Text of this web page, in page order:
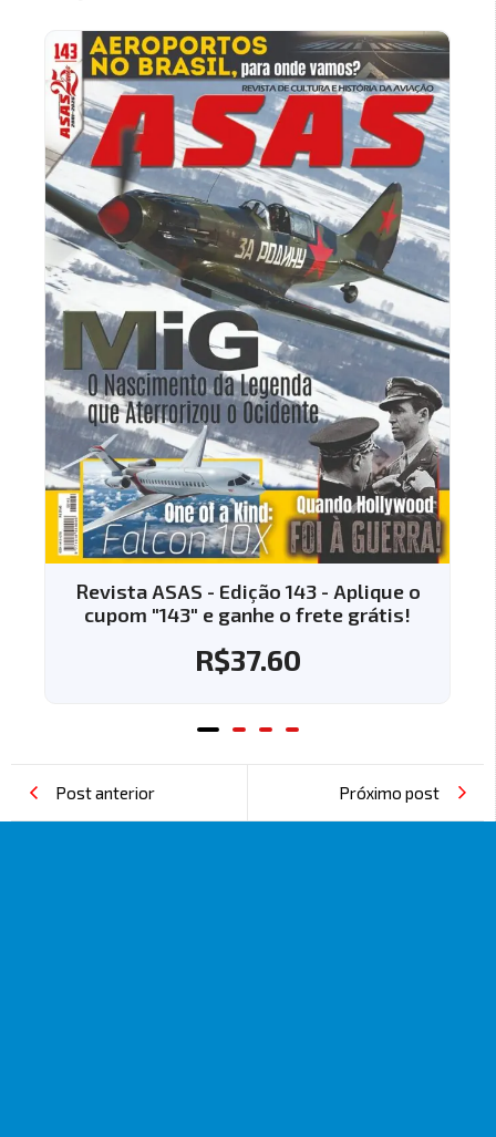
Revista ASAS - Edição 143 - Aplique o
cupom "143" e ganhe o frete grátis!
R$37.60
Post anterior Próximo post